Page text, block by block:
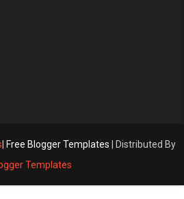
Free Blogger Templates | Distributed By
Templates